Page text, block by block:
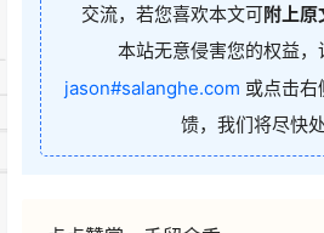
交流，若您喜欢本文可附上原
本站无意侵害您的权益，
jason#salanghe.com 或点击右
馈，我们将尽快处